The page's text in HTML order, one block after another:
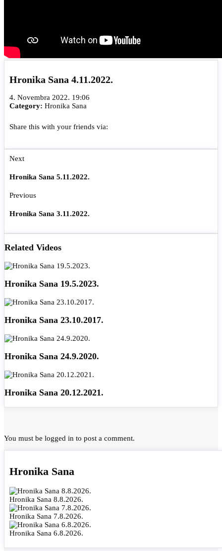
Hronika Sana 4.11.2022.
4. Novembra 2022. 19:06
Category: Hronika Sana
Share this with your friends via:
Next
Hronika Sana 5.11.2022.
Previous
Hronika Sana 3.11.2022.
Related Videos
Hronika Sana 19.5.2023.
Hronika Sana 23.10.2017.
Hronika Sana 24.9.2020.
Hronika Sana 20.12.2021.
You must be logged in to post a comment.
Hronika Sana
Hronika Sana 8.8.2026.
Hronika Sana 7.8.2026.
Hronika Sana 6.8.2026.